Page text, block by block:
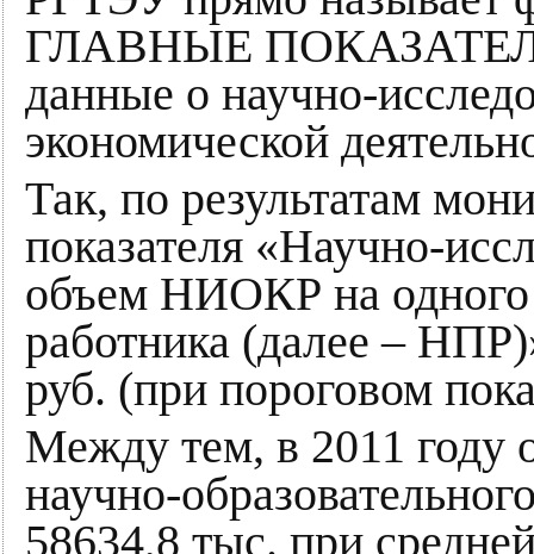
ГЛАВНЫЕ
данные о научно-
экономической
Так, по результатам
показателя «Научно-
объем НИОКР на одного
работника (далее –
руб. (при пороговом
Между тем, в 2011
научно-
58634,8 тыс. при